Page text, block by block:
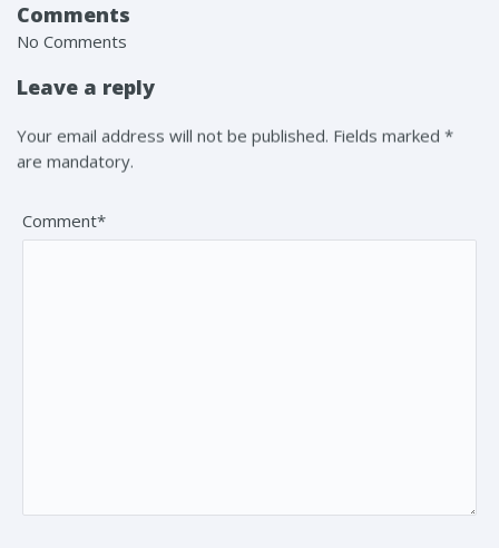
Comments
No Comments
Leave a reply
Your email address will not be published. Fields marked *
are mandatory.
Comment*